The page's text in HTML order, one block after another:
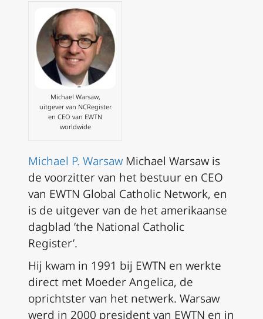
Michael Warsaw,
uitgever van NCRegister
en CEO van EWTN
worldwide
Michael P. Warsaw Michael Warsaw is
de voorzitter van het bestuur en CEO
van EWTN Global Catholic Network, en
is de uitgever van de het amerikaanse
dagblad ’the National Catholic
Register’.
Hij kwam in 1991 bij EWTN en werkte
direct met Moeder Angelica, de
oprichtster van het netwerk. Warsaw
werd in 2000 president van EWTN en in